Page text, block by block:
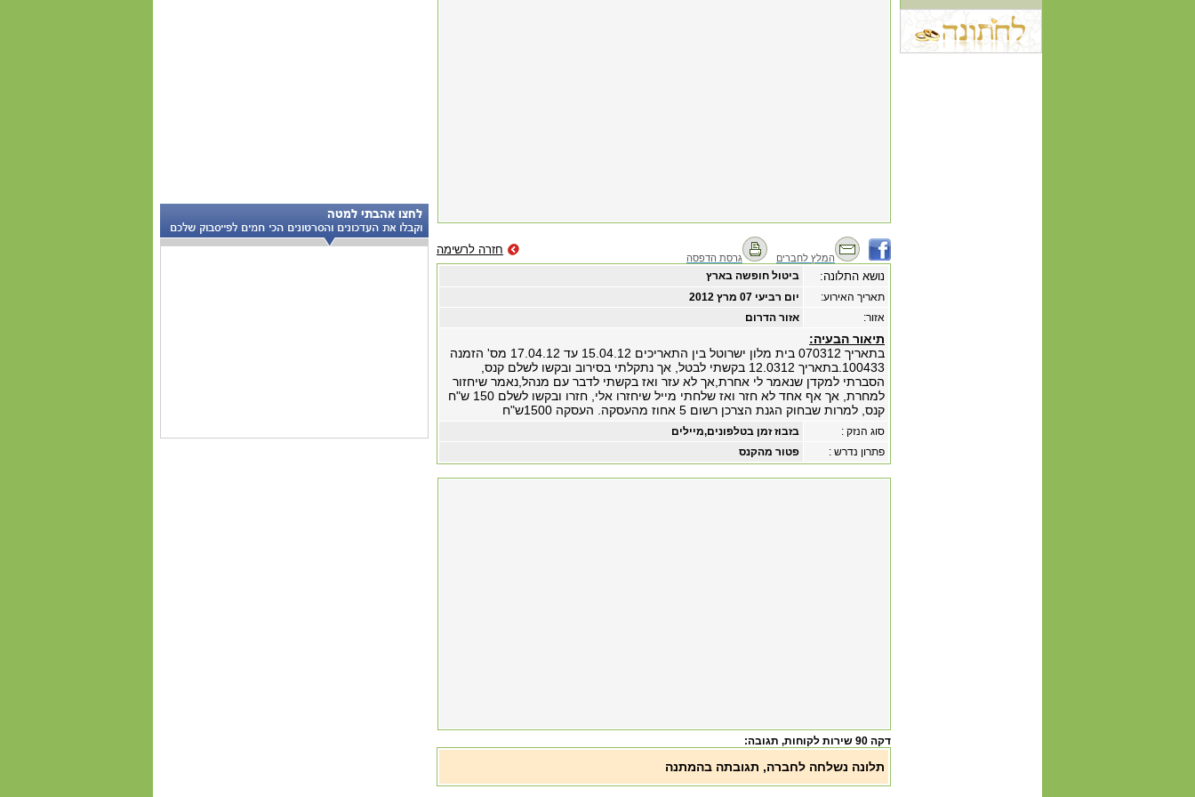
חזרה לרשימה
גרסת הדפסה המלץ לחברים
ביטול חופשה בארץ נושא התלונה:
‏יום רביעי ‏07 ‏מרץ ‏2012
תאריך האירוע:
אזור הדרום
אזור:
תיאור הבעיה:
בתאריך 070312 בית מלון ישרוטל בין התאריכים 15.04.12 עד 17.04.12 מס' הזמנה
100433.בתאריך 12.0312 בקשתי לבטל, אך נתקלתי בסירוב ובקשו לשלם קנס,
הסברתי למקדן שנאמר לי אחרת,אך לא עזר ואז בקשתי לדבר עם מנהל,נאמר שיחזור
למחרת, אך אף אחד לא חזר ואז שלחתי מייל שיחזרו אלי, חזרו ובקשו לשלם 150 ש"ח
קנס, למרות שבחוק הגנת הצרכן רשום 5 אחוז מהעסקה. העסקה 1500ש"ח
בזבוז זמן בטלפונים,מיילים
סוג הנזק :
פטור מהקנס
פתרון נדרש :
דקה 90 שירות לקוחות , תגובה:
תלונה נשלחה לחברה, תגובתה בהמתנה